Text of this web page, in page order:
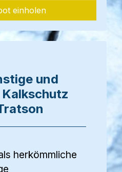
einholen
und
herkömmliche